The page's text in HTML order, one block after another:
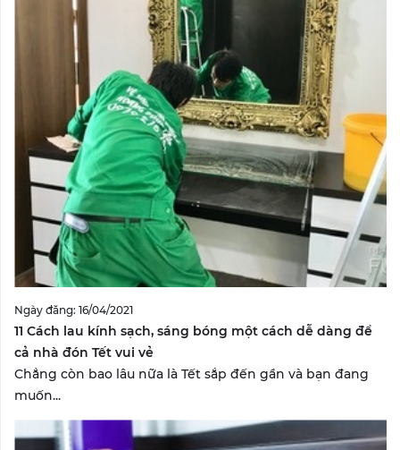
Ngày đăng: 16/04/2021
11 Cách lau kính sạch, sáng bóng một cách dễ dàng để
cả nhà đón Tết vui vẻ
Chẳng còn bao lâu nữa là Tết sắp đến gần và bạn đang
muốn...